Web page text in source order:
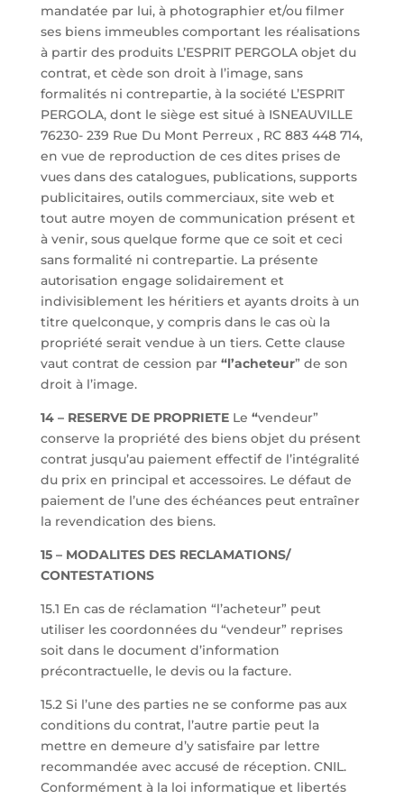
mandatée par lui, à photographier et/ou filmer
ses biens immeubles comportant les réalisations
à partir des produits L’ESPRIT PERGOLA objet du
contrat, et cède son droit à l’image, sans
formalités ni contrepartie, à la société L’ESPRIT
PERGOLA, dont le siège est situé à ISNEAUVILLE
76230- 239 Rue Du Mont Perreux , RC 883 448 714,
en vue de reproduction de ces dites prises de
vues dans des catalogues, publications, supports
publicitaires, outils commerciaux, site web et
tout autre moyen de communication présent et
à venir, sous quelque forme que ce soit et ceci
sans formalité ni contrepartie. La présente
autorisation engage solidairement et
indivisiblement les héritiers et ayants droits à un
titre quelconque, y compris dans le cas où la
propriété serait vendue à un tiers. Cette clause
vaut contrat de cession par“l’acheteur” de son
droit à l’image.
14 – RESERVE DE PROPRIETELe “vendeur”
conserve la propriété des biens objet du présent
contrat jusqu’au paiement effectif de l’intégralité
du prix en principal et accessoires. Le défaut de
paiement de l’une des échéances peut entraîner
la revendication des biens.
15 – MODALITES DES RECLAMATIONS/
CONTESTATIONS
15.1 En cas de réclamation “l’acheteur” peut
utiliser les coordonnées du “vendeur” reprises
soit dans le document d’information
précontractuelle, le devis ou la facture.
15.2 Si l’une des parties ne se conforme pas aux
conditions du contrat, l’autre partie peut la
mettre en demeure d’y satisfaire par lettre
recommandée avec accusé de réception. CNIL.
Conformément à la loi informatique et libertés